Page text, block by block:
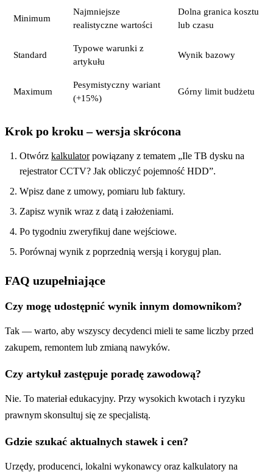
Minimum
Najmniejsze
realistyczne wartości
Dolna granica kosztu
lub czasu
Standard
Typowe warunki z
artykułu
Wynik bazowy
Maximum
Pesymistyczny wariant
(+15%)
Górny limit budżetu
Krok po kroku – wersja skrócona
Otwórz kalkulatorpowiązany z tematem „Ile TB dysku na
rejestrator CCTV? Jak obliczyć pojemność HDD”.
Wpisz dane z umowy, pomiaru lub faktury.
Zapisz wynik wraz z datą i założeniami.
Po tygodniu zweryfikuj dane wejściowe.
Porównaj wynik z poprzednią wersją i koryguj plan.
FAQ uzupełniające
Czy mogę udostępnić wynik innym domownikom?
Tak — warto, aby wszyscy decydenci mieli te same liczby przed
zakupem, remontem lub zmianą nawyków.
Czy artykuł zastępuje poradę zawodową?
Nie. To materiał edukacyjny. Przy wysokich kwotach i ryzyku
prawnym skonsultuj się ze specjalistą.
Gdzie szukać aktualnych stawek i cen?
Urzędy, producenci, lokalni wykonawcy oraz kalkulatory na